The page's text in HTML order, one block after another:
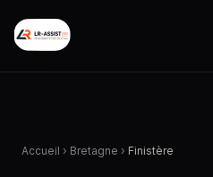
Accueil › Bretagne › Finistère